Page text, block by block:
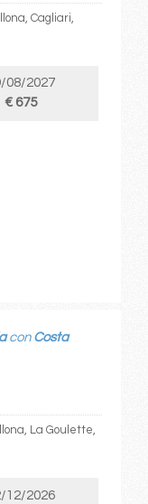
Cagliari,
08/2027
€ 675
con Costa
La Goulette,
12/2026